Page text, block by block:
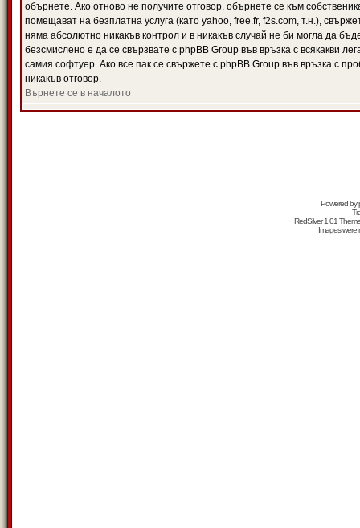
обърнете. Ако отново не получите отговор, обърнете се към
помещават на безплатна услуга (като yahoo, free.fr, f2s.com, т.н.),
няма абсолютно никакъв контрол и в никакъв случай не би могла да
безсмислено е да се свързвате с phpBB Group във връзка с всякакви
самия софтуер. Ако все пак се свържете с phpBB Group във връзка с
никакъв отговор.
Върнете се в началото
Powered by
RedSilver 1.01
Images were